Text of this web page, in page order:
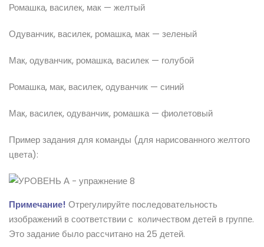
Ромашка, василек, мак — желтый
Одуванчик, василек, ромашка, мак — зеленый
Мак, одуванчик, ромашка, василек — голубой
Ромашка, мак, василек, одуванчик — синий
Мак, василек, одуванчик, ромашка — фиолетовый
Пример задания для команды (для нарисованного желтого
цвета):
Примечание! Отрегулируйте последовательность
изображений в соответствии с количеством детей в группе.
Это задание было рассчитано на 25 детей.